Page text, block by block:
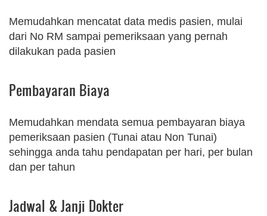
Memudahkan mencatat data medis pasien, mulai
dari No RM sampai pemeriksaan yang pernah
dilakukan pada pasien
Pembayaran Biaya
Memudahkan mendata semua pembayaran biaya
pemeriksaan pasien (Tunai atau Non Tunai)
sehingga anda tahu pendapatan per hari, per bulan
dan per tahun
Jadwal & Janji Dokter